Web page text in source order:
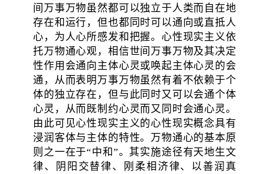
间万事万物虽然都可以独立于人类而自在地
存在和运行，但也都同时可以通向或直抵人
心，为人心所感发和把握。心性现实主义依
托万物通心观，相信世间万事万物及其决定
性作用会通向主体心灵或唤起主体心灵的会
通，从而表明万事万物虽然有着不依赖于个
体的独立存在，但与此同时又可以会通个体
心灵，从而既制约心灵而又同时会通心灵。
由此可见心性现实主义的心性现实概念具有
浸润客体与主体的特性。万物通心的基本原
则之一在于“中和”。其实施途径有天地生文
律、阴阳交替律、刚柔相济律、以善润真